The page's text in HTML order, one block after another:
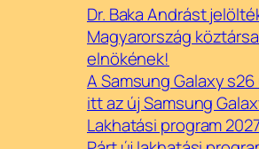
Dr. Baka Andrást
Magyarország
elnökének!
A Samsung Galaxy
itt az új Samsung
Lakhatási program